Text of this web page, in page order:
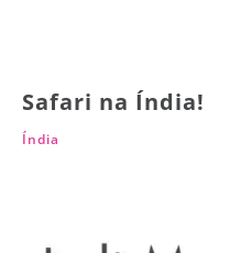
Safari na Índia!
Índia